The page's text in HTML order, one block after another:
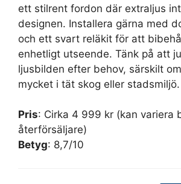
ett stilrent fordon där extraljus
designen. Installera gärna med
och ett svart reläkit för att
enhetligt utseende. Tänk på att
ljusbilden efter behov, särskilt
mycket i tät skog eller stadsmiljö.
Pris: Cirka 4 999 kr (kan variera
återförsäljare)
Betyg: 8,7/10